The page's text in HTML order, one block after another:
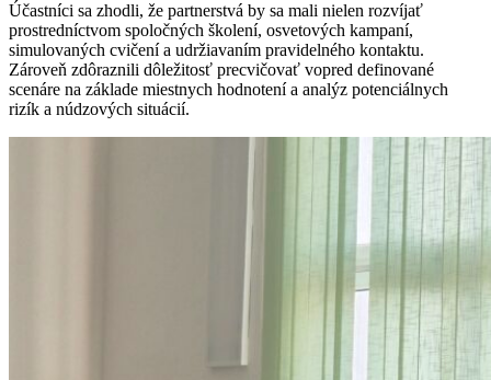
Účastníci sa zhodli, že partnerstvá by sa mali nielen rozvíjať
prostredníctvom spoločných školení, osvetových kampaní,
simulovaných cvičenía udržiavaním pravidelného kontaktu.
Zároveň zdôraznili dôležitosť precvičovať vopred definované
scenáre na základe miestnych hodnotení a analýz potenciálnych
rizík a núdzových situácií.